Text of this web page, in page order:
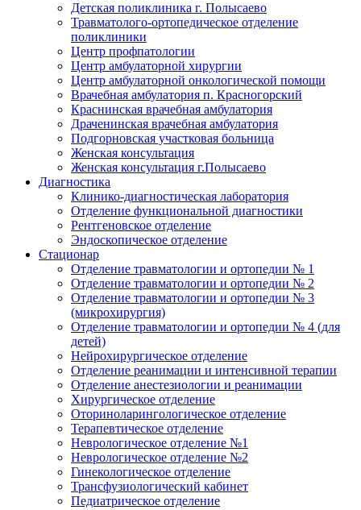
Детская поликлиника г. Полысаево
Травматолого-ортопедическое отделение
поликлиники
Центр профпатологии
Центр амбулаторной хирургии
Центр амбулаторной онкологической помощи
Врачебная амбулатория п. Красногорский
Краснинская врачебная амбулатория
Драченинская врачебная амбулатория
Подгорновская участковая больница
Женская консультация
Женская консультация г.Полысаево
Диагностика
Клинико-диагностическая лаборатория
Отделение функциональной диагностики
Рентгеновское отделение
Эндоскопическое отделение
Стационар
Отделение травматологии и ортопедии № 1
Отделение травматологии и ортопедии № 2
Отделение травматологии и ортопедии № 3
(микрохирургия)
Отделение травматологии и ортопедии № 4 (для
детей)
Нейрохирургическое отделение
Отделение реанимации и интенсивной терапии
Отделение анестезиологии и реанимации
Хирургическое отделение
Оториноларингологическое отделение
Терапевтическое отделение
Неврологическое отделение №1
Неврологическое отделение №2
Гинекологическое отделение
Трансфузиологический кабинет
Педиатрическое отделение